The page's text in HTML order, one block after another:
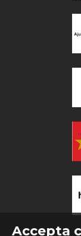
Accepta